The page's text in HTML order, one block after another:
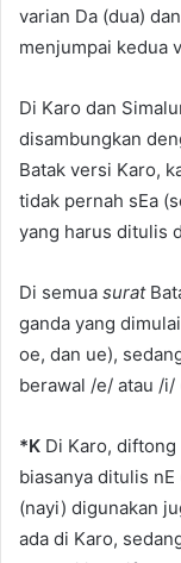
varian Da (dua)
menjumpai kedua
Di Karo dan
disambungkan
Batak versi Karo,
tidak pernah sEa
yang harus ditulis
Di semua surat
ganda yang
oe, dan ue),
berawal /e/ atau /i/
*K Di Karo,
biasanya ditulis nE
(nayi) digunakan
ada di Karo,